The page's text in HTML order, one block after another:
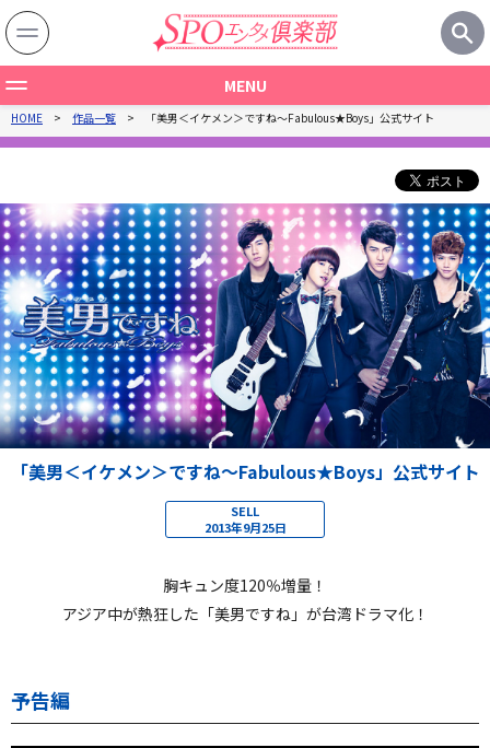
MENU
一覧
ンルから探す
記事
一覧
HOME 作品一覧 「美男＜イケメン＞ですね～Fabulous★Boys」公式サイト
「美男＜イケメン＞ですね～Fabulous★Boys」公式サイト
SELL
2013年9月25日
胸キュン度120％増量！
アジア中が熱狂した「美男ですね」が台湾ドラマ化！
予告編